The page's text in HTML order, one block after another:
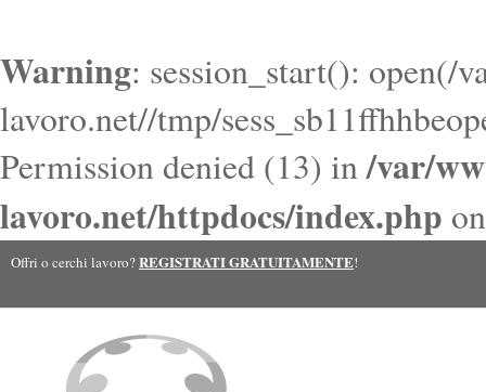
Warning: session_start(): open(/
lavoro.net//tmp/
Permission denied (13) in/var/
lavoro.net/httpdocs/index.php
Offri o cerchi lavoro?REGISTRATI GRATUITAMENTE!